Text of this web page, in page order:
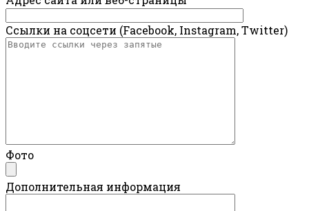
Ссылки на соцсети (Facebook, Instagram, Twitter)
Фото
Дополнительная информация